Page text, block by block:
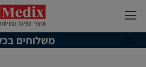
משלוחים בכל הארץ